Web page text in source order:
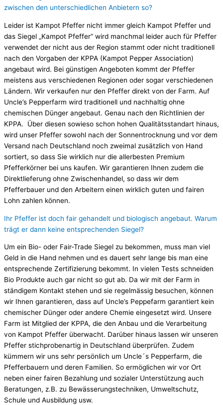
zwischen den unterschiedlichen Anbietern so?
Leider ist Kampot Pfeffer nicht immer gleich Kampot Pfeffer und
das Siegel „Kampot Pfeffer“ wird manchmal leider auch für Pfeffer
verwendet der nicht aus der Region stammt oder nicht traditionell
nach den Vorgaben der KPPA (Kampot Pepper Association)
angebaut wird. Bei günstigen Angeboten kommt der Pfeffer
meistens aus verschiedenen Regionen oder sogar verschiedenen
Ländern. Wir verkaufen nur den Pfeffer direkt von der Farm. Auf
Uncle’s Pepperfarm wird traditionell und nachhaltig ohne
chemischen Dünger angebaut. Genau nach den Richtlinien der
KPPA. Über diesen sowieso schon hohen Qualitätsstandart hinaus,
wird unser Pfeffer sowohl nach der Sonnentrocknung und vor dem
Versand nach Deutschland noch zweimal zusätzlich von Hand
sortiert, so dass Sie wirklich nur die allerbesten Premium
Pfefferkörner bei uns kaufen. Wir garantieren Ihnen zudem die
Direktlieferung ohne Zwischenhandel, so dass wir dem
Pfefferbauer und den Arbeitern einen wirklich guten und fairen
Lohn zahlen können.
Ihr Pfeffer ist doch fair gehandelt und biologisch angebaut. Warum
trägt er dann keine entsprechenden Siegel?
Um ein Bio- oder Fair-Trade Siegel zu bekommen, muss man viel
Geld in die Hand nehmen und es dauert sehr lange bis man eine
entsprechende Zertifizierung bekommt. In vielen Tests schneiden
Bio Produkte auch gar nicht so gut ab. Da wir mit der Farm in
ständigem Kontakt stehen und sie regelmässig besuchen, können
wir Ihnen garantieren, dass auf Uncle’s Peppefarm garantiert kein
chemischer Dünger oder andere Chemie eingesetzt wird. Unsere
Farm ist Mitglied der KPPA, die den Anbau und die Verarbeitung
von Kampot Pfeffer überwacht. Darüber hinaus lassen wir unseren
Pfeffer stichprobenartig in Deutschland überprüfen. Zudem
kümmern wir uns sehr persönlich um Uncle´s Pepperfarm, die
Pfefferbauern und deren Familien. So ermöglichen wir vor Ort
neben einer fairen Bezahlung und sozialer Unterstützung auch
Beratungen, z.B. zu Bewässerungstechniken, Umweltschutz,
Schule und Ausbildung usw.